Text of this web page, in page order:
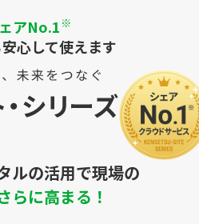
アNo.1 ※
心して使えます
ルの活用で現場の
らに高まる！